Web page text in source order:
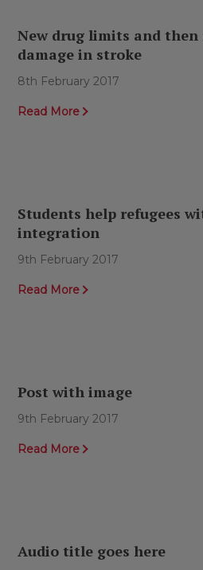
New drug limits and
damage in stroke
8th February 2017
Read More
Students help refugees
integration
9th February 2017
Read More
Post with image
9th February 2017
Read More
Audio title goes here